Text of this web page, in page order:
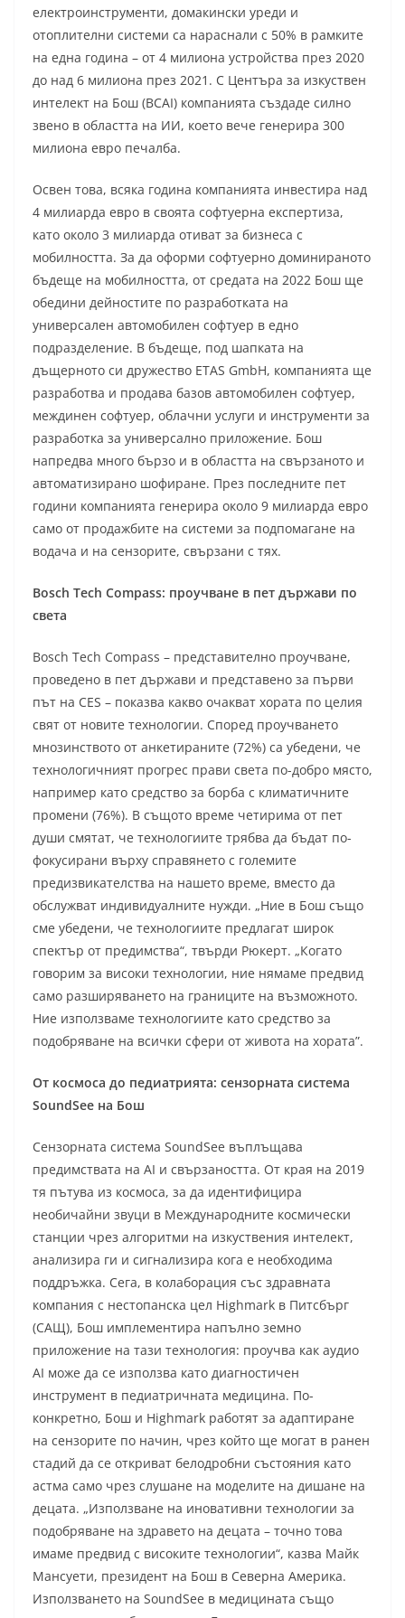
електроинструменти, домакински уреди и
отоплителни системи са нараснали с 50% в рамките
на една година – от 4 милиона устройства през 2020
до над 6 милиона през 2021. С Центъра за изкуствен
интелект на Бош (BCAI) компанията създаде силно
звено в областта на ИИ, което вече генерира 300
милиона евро печалба.
Освен това, всяка година компанията инвестира над
4 милиарда евро в своята софтуерна експертиза,
като около 3 милиарда отиват за бизнеса с
мобилността. За да оформи софтуерно доминираното
бъдеще на мобилността, от средата на 2022 Бош ще
обедини дейностите по разработката на
универсален автомобилен софтуер в едно
подразделение. В бъдеще, под шапката на
дъщерното си дружество ETAS GmbH, компанията ще
разработва и продава базов автомобилен софтуер,
междинен софтуер, облачни услуги и инструменти за
разработка за универсално приложение. Бош
напредва много бързо и в областта на свързаното и
автоматизирано шофиране. През последните пет
години компанията генерира около 9 милиарда евро
само от продажбите на системи за подпомагане на
водача и на сензорите, свързани с тях.
Bosch Tech Compass: проучване в пет държави по
света
Bosch Tech Compass – представително проучване,
проведено в пет държави и представено за първи
път на CES – показва какво очакват хората по целия
свят от новите технологии. Според проучването
мнозинството от анкетираните (72%) са убедени, че
технологичният прогрес прави света по-добро място,
например като средство за борба с климатичните
промени (76%). В същото време четирима от пет
души смятат, че технологиите трябва да бъдат по-
фокусирани върху справянето с големите
предизвикателства на нашето време, вместо да
обслужват индивидуалните нужди. „Ние в Бош също
сме убедени, че технологиите предлагат широк
спектър от предимства“, твърди Рюкерт. „Когато
говорим за високи технологии, ние нямаме предвид
само разширяването на границите на възможното.
Ние използваме технологиите като средство за
подобряване на всички сфери от живота на хората”.
От космоса до педиатрията: сензорната система
SoundSee на Бош
Сензорната система SoundSee въплъщава
предимствата на AI и свързаността. От края на 2019
тя пътува из космоса, за да идентифицира
необичайни звуци в Международните космически
станции чрез алгоритми на изкуствения интелект,
анализира ги и сигнализира кога е необходима
поддръжка. Сега, в колаборация със здравната
компания с нестопанска цел Highmark в Питсбърг
(САЩ), Бош имплементира напълно земно
приложение на тази технология: проучва как аудио
AI може да се използва като диагностичен
инструмент в педиатричната медицина. По-
конкретно, Бош и Highmark работят за адаптиране
на сензорите по начин, чрез който ще могат в ранен
стадий да се откриват белодробни състояния като
астма само чрез слушане на моделите на дишане на
децата. „Използване на иновативни технологии за
подобряване на здравето на децата – точно това
имаме предвид с високите технологии“, казва Майк
Мансуети, президент на Бош в Северна Америка.
Използването на SoundSee в медицината също